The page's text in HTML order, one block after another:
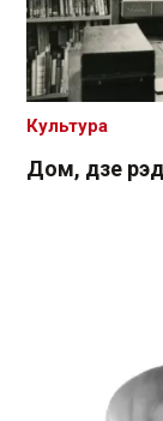
Дом, дзе
Культура